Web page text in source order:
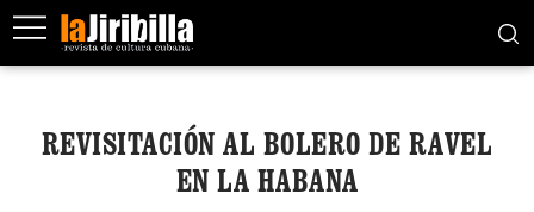
REVISITACIÓN AL BOLERO DE RAVEL
EN LA HABANA